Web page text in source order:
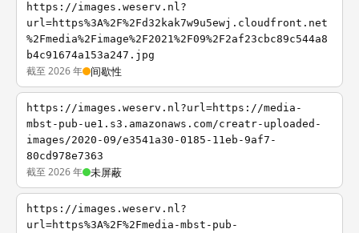
https://images.weserv.nl?
url=https%3A%2F%2Fd32kak7w9u5ewj.cloudfront.net
%2Fmedia%2Fimage%2F2021%2F09%2F2af23cbc89c544a8
b4c91674a153a247.jpg
截至 2026 年 间歇性
https://images.weserv.nl?url=https://media-
mbst-pub-ue1.s3.amazonaws.com/creatr-uploaded-
images/2020-09/e3541a30-0185-11eb-9af7-
80cd978e7363
截至 2026 年 未屏蔽
https://images.weserv.nl?
url=https%3A%2F%2Fmedia-mbst-pub-